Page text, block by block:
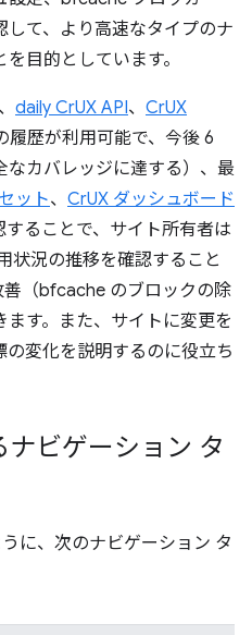
て、より高速なタイプのナ
目的としています。
daily CrUX API、 CrUX
履歴が利用可能で、今後 6
なカバレッジに達する）、最
ット、 CrUX ダッシュボード
ることで、サイト所有者は
状況の推移を確認すること
善（bfcache のブロックの除
す。また、サイトに変更を
変化を説明するのに役立ち
ビゲーション タ
に、次のナビゲーション タ